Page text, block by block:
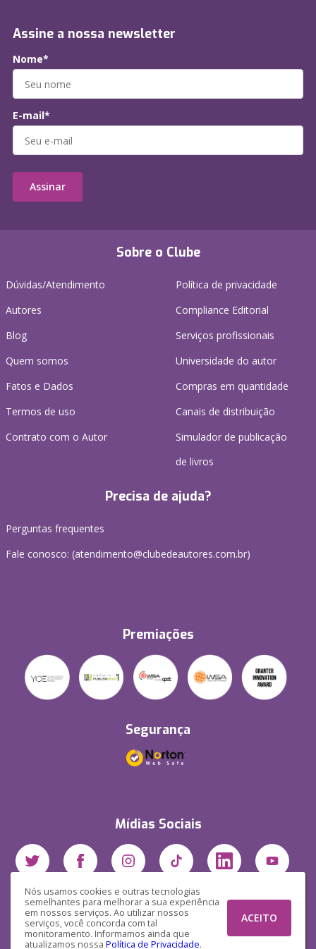
Nós usamos cookies e outras tecnologias
semelhantes para melhorar a sua experiência
em nossos serviços. Ao utilizar nossos
serviços, você concorda com tal
monitoramento. Informamos ainda que
atualizamos nossa Política de Privacidade.
ACEITO
Sobre o Clube
Dúvidas/Atendimento
Autores
Blog
Quem somos
Fatos e Dados
Termos de uso
Contrato com o Autor
Política de privacidade
Compliance Editorial
Serviços profissionais
Universidade do autor
Compras em quantidade
Canais de distribuição
Simulador de publicação
de livros
Precisa de ajuda?
Perguntas frequentes
Fale conosco: (atendimento@clubedeautores.com.br)
Premiações
Segurança
Mídias Sociais
Assine a nossa newsletter
Nome*
E-mail*
Assinar